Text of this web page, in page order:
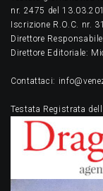
nr. 2475 del
Iscrizione R.O.C. nr.
Direttore
Direttore Editoriale:
Contattaci:
Testata Registrata